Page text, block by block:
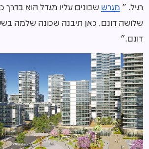
רגיל. " מגרש שבונים עליו מגדל הוא בדרך
שלושה דונם. כאן תיבנה שכונה שלמה
דונם."